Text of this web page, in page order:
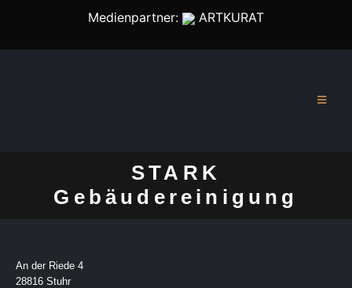
Medienpartner: ARTKURAT
STARK
Gebäudereinigung
An der Riede 4
28816 Stuhr